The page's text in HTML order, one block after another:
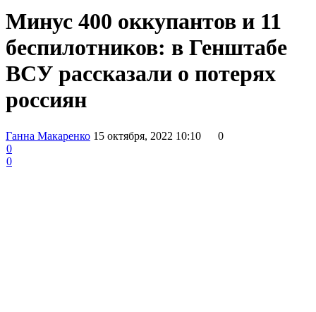
Минус 400 оккупантов и 11
беспилотников: в Генштабе
ВСУ рассказали о потерях
россиян
Ганна Макаренко 15 октября, 2022 10:10
0
0
0